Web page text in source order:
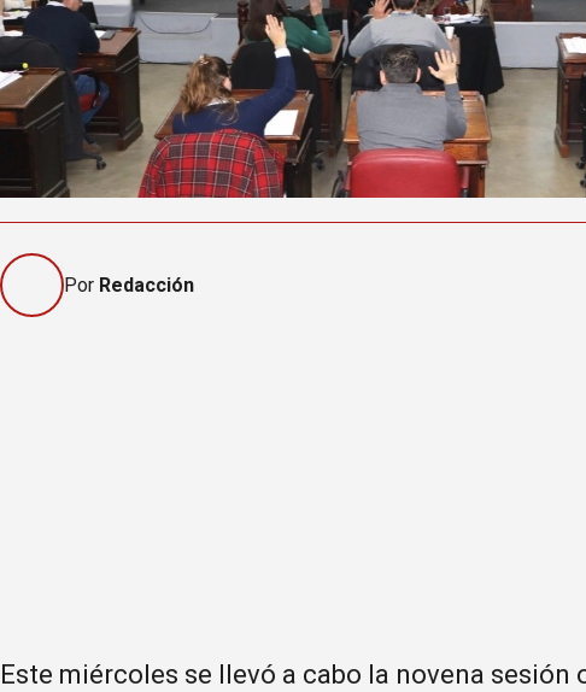
Por Redacción
Este miércoles se llevó a cabo la novena sesión